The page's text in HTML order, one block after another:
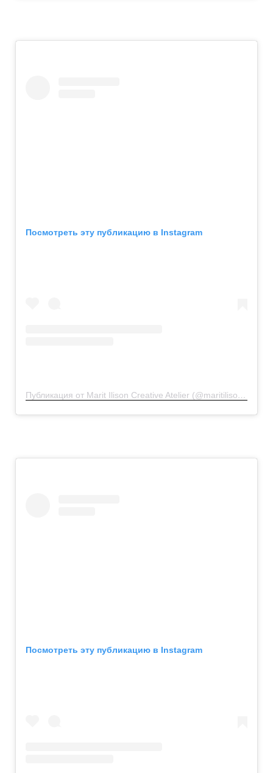
Посмотреть эту публикацию в Instagram
Публикация от Marit Ilison Creative Atelier (@maritilisoncreativeatelier)
Посмотреть эту публикацию в Instagram